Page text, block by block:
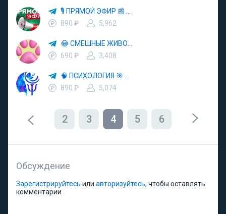
890 ₽
5,962
690 ₽
3,408
890 ₽
5,074
2 3 4 5 6
Обсуждение
Зарегистрируйтесь или авторизуйтесь, чтобы оставлять
комментарии